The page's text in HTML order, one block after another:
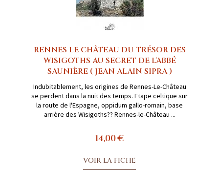
RENNES LE CHÂTEAU DU TRÉSOR DES
WISIGOTHS AU SECRET DE L'ABBÉ
SAUNIÈRE ( JEAN ALAIN SIPRA )
Indubitablement, les origines de Rennes-Le-Château
se perdent dans la nuit des temps. Etape celtique sur
la route de l'Espagne, oppidum gallo-romain, base
arrière des Wisigoths?? Rennes-le-Château ...
14,00 €
VOIR LA FICHE